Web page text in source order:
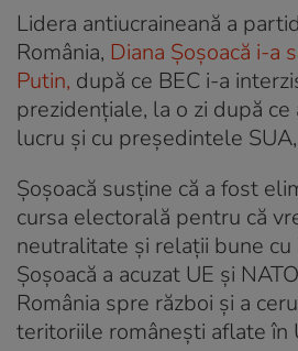
Lidera antiucraineană a
România, Diana Șoșoacă i-a
Putin, după ce BEC i-a
prezidențiale, la o zi după ce
lucru și cu președintele
Șoșoacă susține că a fost
cursa electorală pentru că
neutralitate și relații bune cu
Șoșoacă a acuzat UE și
România spre război și a
teritoriile românești aflate în